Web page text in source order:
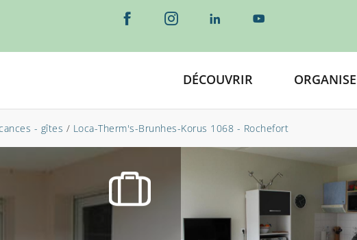
DÉCOUVRIR
- gîtes / Loca-Therm's-Brunhes-Korus 1068 - Rochefort